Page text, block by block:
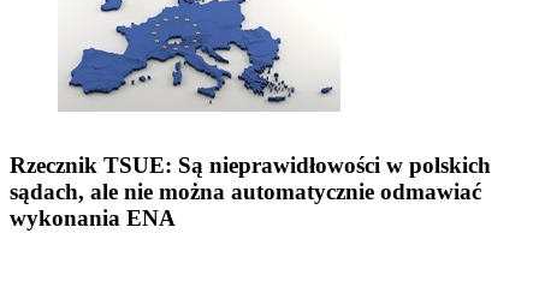
Rzecznik TSUE: Są nieprawidłowości w polskich
sądach, ale nie można automatycznie odmawiać
wykonania ENA